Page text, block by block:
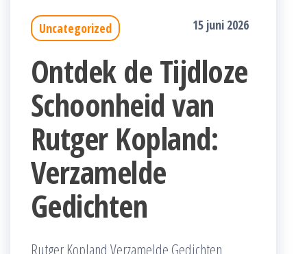
Uncategorized 15 juni 2026
Ontdek de Tijdloze
Schoonheid van
Rutger Kopland:
Verzamelde
Gedichten
Rutger Kopland Verzamelde Gedichten